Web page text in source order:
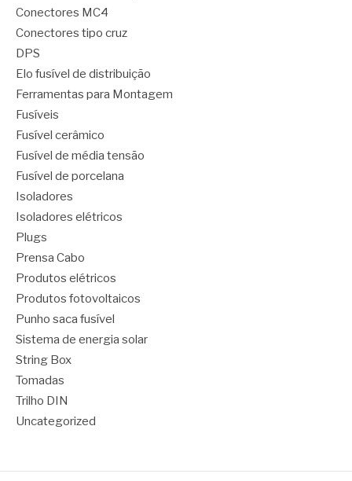
Conectores MC4
Conectores tipo cruz
DPS
Elo fusível de distribuição
Ferramentas para Montagem
Fusíveis
Fusível cerâmico
Fusível de média tensão
Fusível de porcelana
Isoladores
Isoladores elétricos
Plugs
Prensa Cabo
Produtos elétricos
Produtos fotovoltaicos
Punho saca fusível
Sistema de energia solar
String Box
Tomadas
Trilho DIN
Uncategorized